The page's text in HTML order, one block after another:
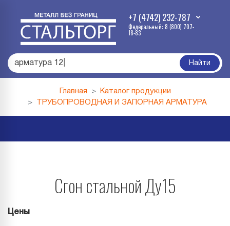
+7 (4742) 232-787
Федеральный: 8 (800) 707-
18-83
арматура 1 | Найти
Главная
Каталог продукции
ТРУБОПРОВОДНАЯ И ЗАПОРНАЯ АРМАТУРА
Сгон стальной Ду15
Цены